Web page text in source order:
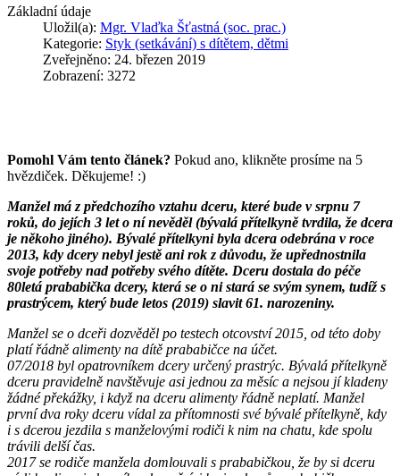
Základní údaje
Uložil(a): Mgr. Vlaďka Šťastná (soc. prac.)
Kategorie: Styk (setkávání) s dítětem, dětmi
Zveřejněno: 24. březen 2019
Zobrazení: 3272
Pomohl Vám tento článek? Pokud ano, klikněte prosíme na 5
hvězdiček. Děkujeme! :)
Manžel má z předchozího vztahu dceru, které bude v srpnu 7
roků, do jejích 3 let o ní nevěděl (bývalá přítelkyně tvrdila, že dcera
je někoho jiného). Bývalé přítelkyni byla dcera odebrána v roce
2013, kdy dcery nebyl jestě ani rok z důvodu, že upřednostnila
svoje potřeby nad potřeby svého dítěte. Dceru dostala do péče
80letá prababička dcery, která se o ni stará se svým synem, tudíž s
prastrýcem, který bude letos (2019) slavit 61. narozeniny.
Manžel se o dceři dozvěděl po testech otcovství 2015, od této doby
platí řádně alimenty na dítě prababičce na účet.
07/2018 byl opatrovníkem dcery určený prastrýc. Bývalá přítelkyně
dceru pravidelně navštěvuje asi jednou za měsíc a nejsou jí kladeny
žádné překážky, i když na dceru alimenty řádně neplatí. Manžel
první dva roky dceru vídal za přítomnosti své bývalé přítelkyně, kdy
i s dcerou jezdila s manželovými rodiči k nim na chatu, kde spolu
trávili delší čas.
2017 se rodiče manžela domlouvali s prababičkou, že by si dceru